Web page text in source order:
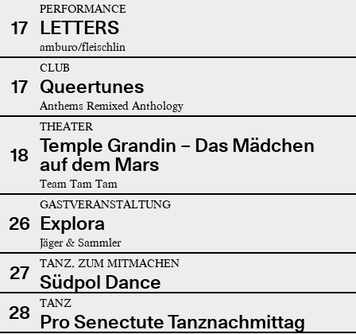
17
PERFORMANCE
LETTERS
amburo/fleischlin
17
CLUB
Queertunes
Anthems Remixed Anthology
18
THEATER
Temple Grandin – Das Mädchen
auf dem Mars
Team Tam Tam
26
GASTVERANSTALTUNG
Explora
Jäger & Sammler
27 TANZ, ZUM MITMACHEN
Südpol Dance
28
TANZ
Pro Senectute Tanznachmittag